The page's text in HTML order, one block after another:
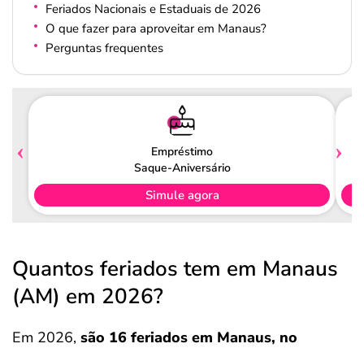
Feriados Nacionais e Estaduais de 2026
O que fazer para aproveitar em Manaus?
Perguntas frequentes
Empréstimo
Saque-Aniversário
Simule agora
Quantos feriados tem em Manaus
(AM) em 2026?
Em 2026, são 16 feriados em Manaus, no